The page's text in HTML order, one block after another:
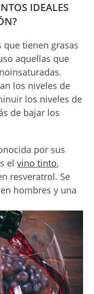
IDEALES
tienen grasas
aquellas que
los niveles de
los niveles de
de bajar los
por sus
elvino tinto,
resveratrol. Se
hombres y una